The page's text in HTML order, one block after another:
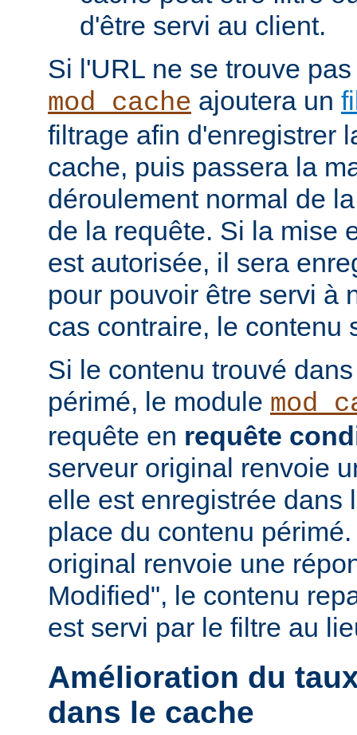
d'être servi au client.
Si l'URL ne se trouve
mod_cache ajoutera un
filtrage afin d'enregistrer
cache, puis passera la
déroulement normal de
de la requête. Si la mise
est autorisée, il sera
pour pouvoir être servi à
cas contraire, le contenu
Si le contenu trouvé
périmé, le module
requête en requête
serveur original renvoie
elle est enregistrée dans
place du contenu
original renvoie une
Modified", le contenu
est servi par le filtre au
Amélioration du
dans le cache